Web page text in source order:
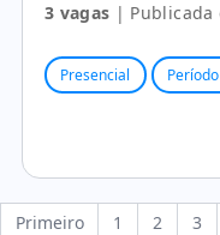
3 vagas | Publicada
Presencial
Primeiro 1 2 3